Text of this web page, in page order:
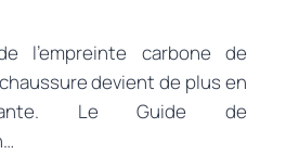
l’empreinte carbone de
devient de plus en
Le Guide de